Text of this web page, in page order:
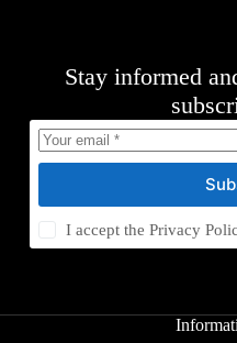
Stay informed
I accept thePrivacy